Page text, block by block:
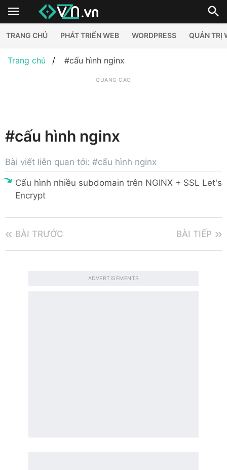
TRANG CHỦ PHÁT TRIỂN WEB WORDPRESS QUẢN TRỊ
Trang chủ #cấu hình nginx
QUẢNG CÁO
#cấu hình nginx
Bài viết liên quan tới: #cấu hình nginx
Cấu hình nhiều subdomain trên NGINX + SSL Let's
Encrypt
BÀI TRƯỚC BÀI TIẾP
ADVERTISEMENTS